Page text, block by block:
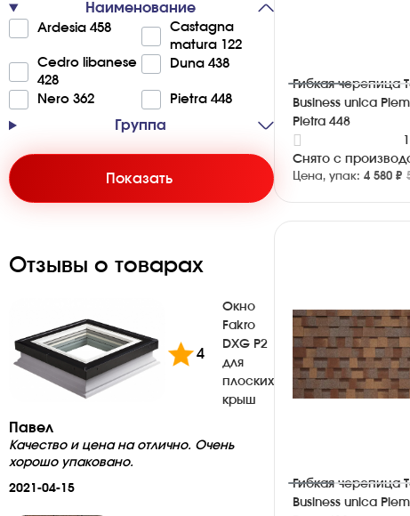
Наименование
Ardesia 458
Castagna
matura 122
Cedro libanese
428
Duna 438
Nero 362 Pietra 448
Группа
Показать
Отзывы о товарах
Окно
Fakro
DXG P2
для
плоских
крыш
4
Павел
Качество и цена на отлично. Очень
хорошо упаковано.
2021-04-15
Гибкая черепица
Business unica
Pietra 448
Снято с
Цена, упак: 4 580 ₽
Гибкая черепица
Business unica